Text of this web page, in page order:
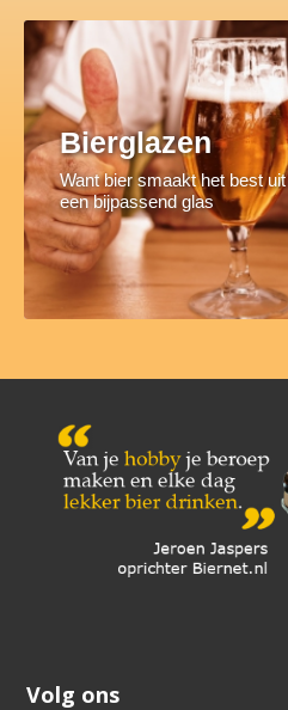
Bierglazen
Want bier smaakt het best uit
een bijpassend glas
Volg ons